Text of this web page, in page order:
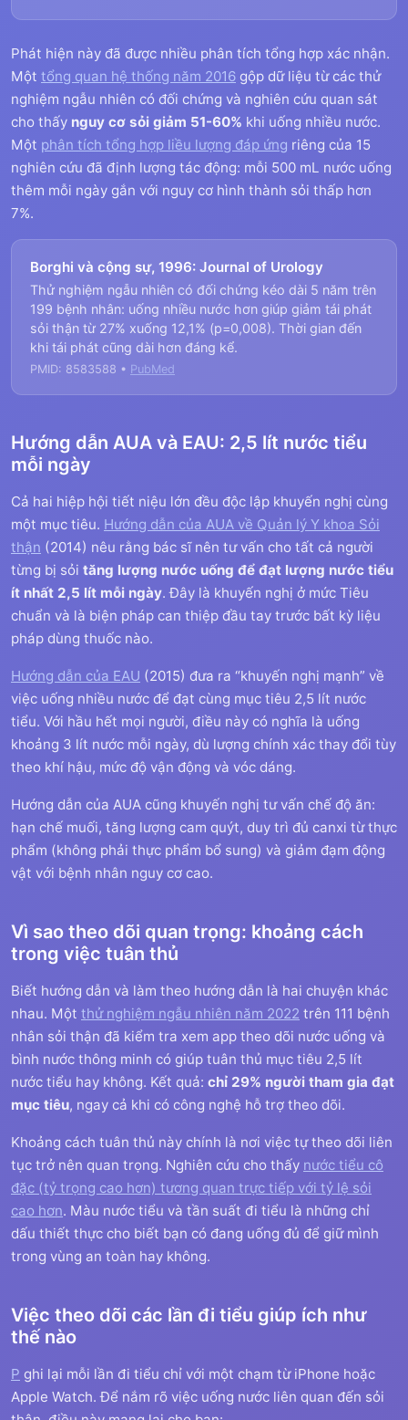
Phát hiện này đã được nhiều phân tích tổng hợp xác nhận.
Một tổng quan hệ thống năm 2016 gộp dữ liệu từ các thử
nghiệm ngẫu nhiên có đối chứng và nghiên cứu quan sát
cho thấy nguy cơ sỏi giảm 51-60% khi uống nhiều nước.
Một phân tích tổng hợp liều lượng đáp ứng riêng của 15
nghiên cứu đã định lượng tác động: mỗi 500 mL nước uống
thêm mỗi ngày gắn với nguy cơ hình thành sỏi thấp hơn
7%.
Borghi và cộng sự, 1996: Journal of Urology
Thử nghiệm ngẫu nhiên có đối chứng kéo dài 5 năm trên
199 bệnh nhân: uống nhiều nước hơn giúp giảm tái phát
sỏi thận từ 27% xuống 12,1% (p=0,008). Thời gian đến
khi tái phát cũng dài hơn đáng kể.
PMID: 8583588 • PubMed
Hướng dẫn AUA và EAU: 2,5 lít nước tiểu
mỗi ngày
Cả hai hiệp hội tiết niệu lớn đều độc lập khuyến nghị cùng
một mục tiêu. Hướng dẫn của AUA về Quản lý Y khoa Sỏi
thận (2014) nêu rằng bác sĩ nên tư vấn cho tất cả người
từng bị sỏi tăng lượng nước uống để đạt lượng nước tiểu
ít nhất 2,5 lít mỗi ngày. Đây là khuyến nghị ở mức Tiêu
chuẩn và là biện pháp can thiệp đầu tay trước bất kỳ liệu
pháp dùng thuốc nào.
Hướng dẫn của EAU (2015) đưa ra “khuyến nghị mạnh” về
việc uống nhiều nước để đạt cùng mục tiêu 2,5 lít nước
tiểu. Với hầu hết mọi người, điều này có nghĩa là uống
khoảng 3 lít nước mỗi ngày, dù lượng chính xác thay đổi tùy
theo khí hậu, mức độ vận động và vóc dáng.
Hướng dẫn của AUA cũng khuyến nghị tư vấn chế độ ăn:
hạn chế muối, tăng lượng cam quýt, duy trì đủ canxi từ thực
phẩm (không phải thực phẩm bổ sung) và giảm đạm động
vật với bệnh nhân nguy cơ cao.
Vì sao theo dõi quan trọng: khoảng cách
trong việc tuân thủ
Biết hướng dẫn và làm theo hướng dẫn là hai chuyện khác
nhau. Một thử nghiệm ngẫu nhiên năm 2022 trên 111 bệnh
nhân sỏi thận đã kiểm tra xem app theo dõi nước uống và
bình nước thông minh có giúp tuân thủ mục tiêu 2,5 lít
nước tiểu hay không. Kết quả: chỉ 29% người tham gia đạt
mục tiêu, ngay cả khi có công nghệ hỗ trợ theo dõi.
Khoảng cách tuân thủ này chính là nơi việc tự theo dõi liên
tục trở nên quan trọng. Nghiên cứu cho thấy nước tiểu cô
đặc (tỷ trọng cao hơn) tương quan trực tiếp với tỷ lệ sỏi
cao hơn. Màu nước tiểu và tần suất đi tiểu là những chỉ
dấu thiết thực cho biết bạn có đang uống đủ để giữ mình
trong vùng an toàn hay không.
Việc theo dõi các lần đi tiểu giúp ích như
thế nào
P ghi lại mỗi lần đi tiểu chỉ với một chạm từ iPhone hoặc
Apple Watch. Để nắm rõ việc uống nước liên quan đến sỏi